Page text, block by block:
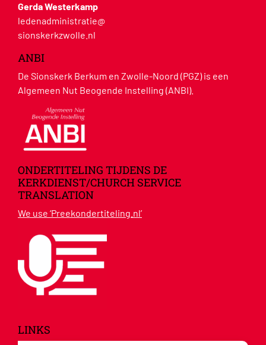
Gerda Westerkamp
ledenadministratie@
sionskerkzwolle.nl
ANBI
De Sionskerk Berkum en Zwolle-Noord (PGZ) is een
Algemeen Nut Beogende Instelling (ANBI).
ONDERTITELING TIJDENS DE
KERKDIENST/CHURCH SERVICE
TRANSLATION
We use ‘Preekondertiteling.nl’
LINKS